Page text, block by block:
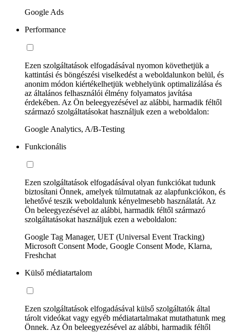
Google Ads
Performance
Ezen szolgáltatások elfogadásával nyomon követhetjük a
kattintási és böngészési viselkedést a weboldalunkon belül, és
anonim módon kiértékelhetjük webhelyünk optimalizálása és
az általános felhasználói élmény folyamatos javítása
érdekében. Az Ön beleegyezésével az alábbi, harmadik féltől
származó szolgáltatásokat használjuk ezen a weboldalon:
Google Analytics, A/B-Testing
Funkcionális
Ezen szolgáltatások elfogadásával olyan funkciókat tudunk
biztosítani Önnek, amelyek túlmutatnak az alapfunkciókon, és
lehetővé teszik weboldalunk kényelmesebb használatát. Az
Ön beleegyezésével az alábbi, harmadik féltől származó
szolgáltatásokat használjuk ezen a weboldalon:
Google Tag Manager, UET (Universal Event Tracking)
Microsoft Consent Mode, Google Consent Mode, Klarna,
Freshchat
Külső médiatartalom
Ezen szolgáltatások elfogadásával külső szolgáltatók által
tárolt videókat vagy egyéb médiatartalmakat mutathatunk meg
Önnek. Az Ön beleegyezésével az alábbi, harmadik féltől